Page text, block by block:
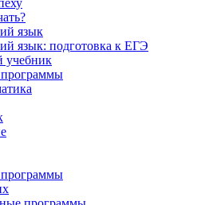
язык
язык: подготовка к ЕГЭ
учебник